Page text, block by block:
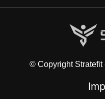
© Copyright Stratefit